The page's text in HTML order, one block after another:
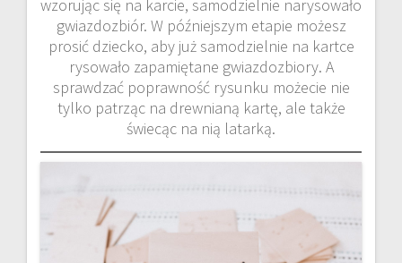
wzorując się na karcie, samodzielnie narysowało
gwiazdozbiór. W późniejszym etapie możesz
prosić dziecko, aby już samodzielnie na kartce
rysowało zapamiętane gwiazdozbiory. A
sprawdzać poprawność rysunku możecie nie
tylko patrząc na drewnianą kartę, ale także
świecąc na nią latarką.